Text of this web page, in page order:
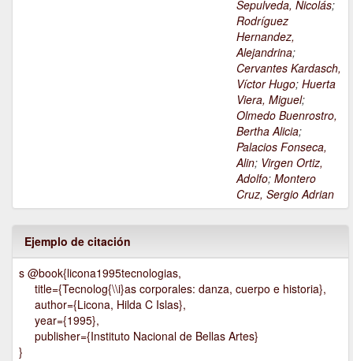
Sepulveda, Nicolás;
Rodríguez
Hernandez,
Alejandrina;
Cervantes Kardasch,
Víctor Hugo; Huerta
Viera, Miguel;
Olmedo Buenrostro,
Bertha Alicia;
Palacios Fonseca,
Alin; Virgen Ortiz,
Adolfo; Montero
Cruz, Sergio Adrian
Ejemplo de citación
s @book{licona1995tecnologias,
title={Tecnolog{\\i}as corporales: danza, cuerpo e historia},
author={Licona, Hilda C Islas},
year={1995},
publisher={Instituto Nacional de Bellas Artes}
}